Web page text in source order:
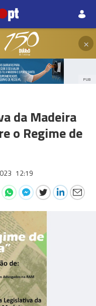
×
PUB
da Madeira
o Regime de
12:19